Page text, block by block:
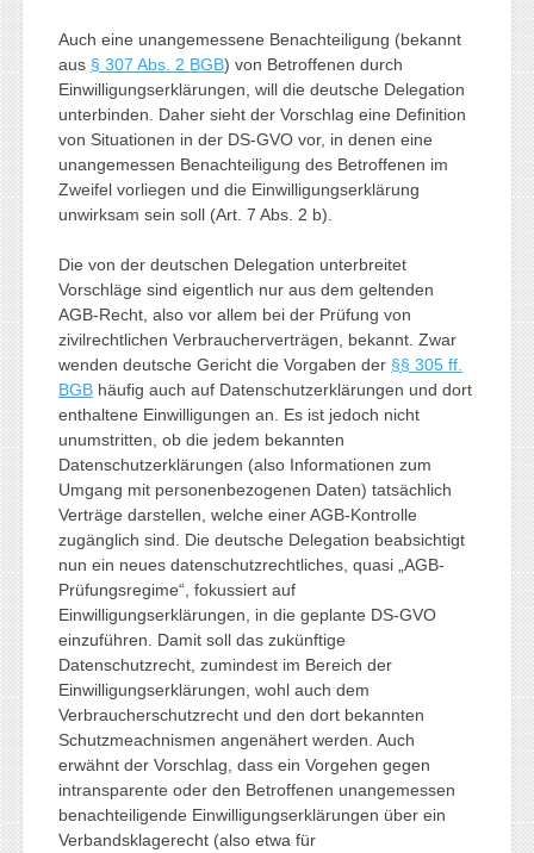
Auch eine unangemessene Benachteiligung (bekannt
aus § 307 Abs. 2 BGB) von Betroffenen durch
Einwilligungserklärungen, will die deutsche Delegation
unterbinden. Daher sieht der Vorschlag eine Definition
von Situationen in der DS-GVO vor, in denen eine
unangemessen Benachteiligung des Betroffenen im
Zweifel vorliegen und die Einwilligungserklärung
unwirksam sein soll (Art. 7 Abs. 2 b).
Die von der deutschen Delegation unterbreitet
Vorschläge sind eigentlich nur aus dem geltenden
AGB-Recht, also vor allem bei der Prüfung von
zivilrechtlichen Verbraucherverträgen, bekannt. Zwar
wenden deutsche Gericht die Vorgaben der §§ 305 ff.
BGBhäufig auch auf Datenschutzerklärungen und dort
enthaltene Einwilligungen an. Es ist jedoch nicht
unumstritten, ob die jedem bekannten
Datenschutzerklärungen (also Informationen zum
Umgang mit personenbezogenen Daten) tatsächlich
Verträge darstellen, welche einer AGB-Kontrolle
zugänglich sind. Die deutsche Delegation beabsichtigt
nun ein neues datenschutzrechtliches, quasi „AGB-
Prüfungsregime“, fokussiert auf
Einwilligungserklärungen, in die geplante DS-GVO
einzuführen. Damit soll das zukünftige
Datenschutzrecht, zumindest im Bereich der
Einwilligungserklärungen, wohl auch dem
Verbraucherschutzrecht und den dort bekannten
Schutzmeachnismen angenähert werden. Auch
erwähnt der Vorschlag, dass ein Vorgehen gegen
intransparente oder den Betroffenen unangemessen
benachteiligende Einwilligungserklärungen über ein
Verbandsklagerecht (also etwa für